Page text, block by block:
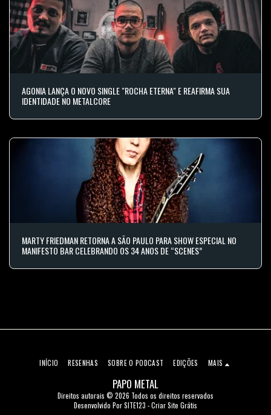
AGONIA LANÇA O NOVO SINGLE "ROCHA ETERNA" E REAFIRMA SUA
IDENTIDADE NO METALCORE
MARTY FRIEDMAN RETORNA A SÃO PAULO PARA SHOW ESPECIAL NO
MANIFESTO BAR CELEBRANDO OS 34 ANOS DE “SCENES”
PAPO METAL
Direitos autorais © 2026 Todos os direitos reservados
Desenvolvido PorSITE123 -Criar Site Grátis
INÍCIO RESENHAS SOBRE O PODCAST EDIÇÕES MAIS